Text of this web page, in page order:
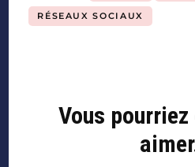
RÉSEAUX SOCIAUX
Vous